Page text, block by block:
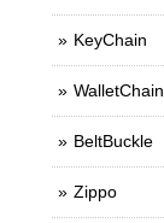
KeyChain
WalletChain
BeltBuckle
Zippo